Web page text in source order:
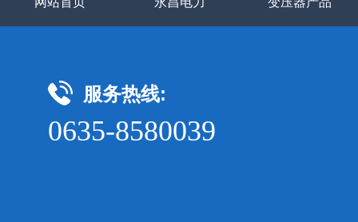
服务热线:
0635-8580039